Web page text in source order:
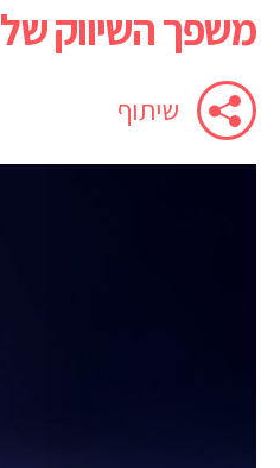
משפך השיווק של 2025: כך בינה מלאכותית משנה את הדרך ללקוחות שלכם
שיתוף